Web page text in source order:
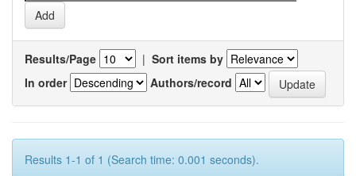
Results/Page | Sort items by
In order
Authors/record
Results 1-1 of 1 (Search time: 0.001 seconds).